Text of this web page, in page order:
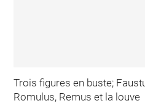
Trois figures en buste;
Romulus, Remus et la louve